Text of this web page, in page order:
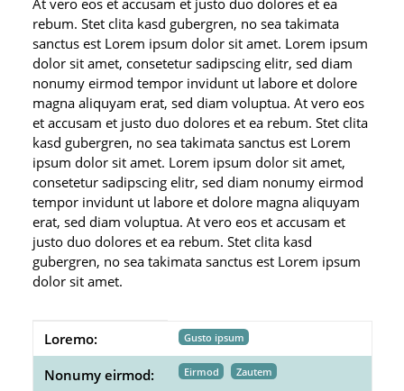
rebum. Stet clita kasd gubergren, no sea takimata
sanctus est Lorem ipsum dolor sit amet. Lorem ipsum
dolor sit amet, consetetur sadipscing elitr, sed diam
nonumy eirmod tempor invidunt ut labore et dolore
magna aliquyam erat, sed diam voluptua. At vero eos
et accusam et justo duo dolores et ea rebum. Stet clita
kasd gubergren, no sea takimata sanctus est Lorem
ipsum dolor sit amet. Lorem ipsum dolor sit amet,
consetetur sadipscing elitr, sed diam nonumy eirmod
tempor invidunt ut labore et dolore magna aliquyam
erat, sed diam voluptua. At vero eos et accusam et
justo duo dolores et ea rebum. Stet clita kasd
gubergren, no sea takimata sanctus est Lorem ipsum
dolor sit amet.
Produkteigenschaft
Wert
Loremo: Gusto ipsum
Nonumy eirmod: Eirmod Zautem